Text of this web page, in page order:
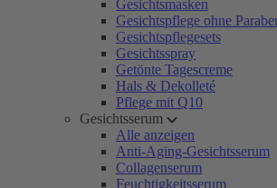
Gesichtsmasken
Gesichtspflege ohne
Gesichtspflegesets
Gesichtsspray
Getönte Tagescreme
Hals & Dekolleté
Pflege mit Q10
Gesichtsserum
Alle anzeigen
Anti-Aging-Gesichtsserum
Collagenserum
Feuchtigkeitsserum